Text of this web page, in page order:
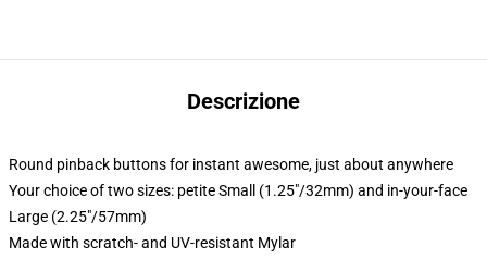
Descrizione
Round pinback buttons for instant awesome, just about anywhere
Your choice of two sizes: petite Small (1.25"/32mm) and in-your-face
Large (2.25"/57mm)
Made with scratch- and UV-resistant Mylar